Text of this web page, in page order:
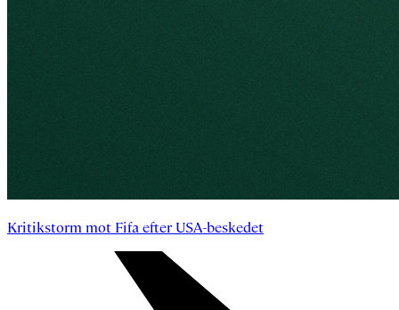
Kritikstorm mot Fifa efter USA-beskedet